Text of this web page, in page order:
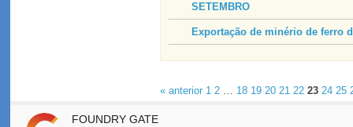
SETEMBRO
Exportação de minério de ferro
« anterior 1 2… 18 19 20 21 22 23 24 25
FOUNDRY GATE